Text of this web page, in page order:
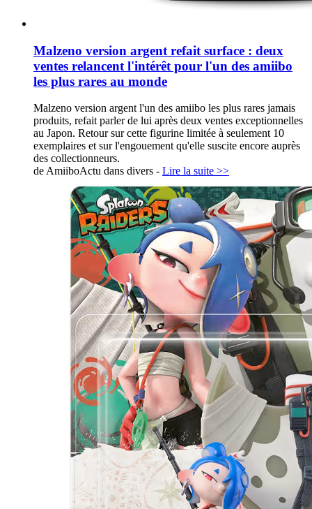
Malzeno version argent refait surface : deux
ventes relancent l'intérêt pour l'un des amiibo
les plus rares au monde
Malzeno version argent l'un des amiibo les plus rares jamais
produits, refait parler de lui après deux ventes exceptionnelles
au Japon. Retour sur cette figurine limitée à seulement 10
exemplaires et sur l'engouement qu'elle suscite encore auprès
des collectionneurs.
de AmiiboActu dans divers - Lire la suite >>